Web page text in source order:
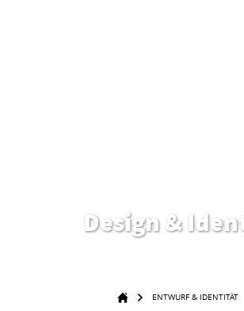
Design &
ENTWURF & IDENTITÄT